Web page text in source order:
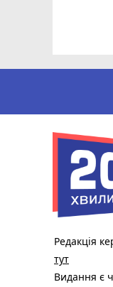
Редакція
тут
Видання є